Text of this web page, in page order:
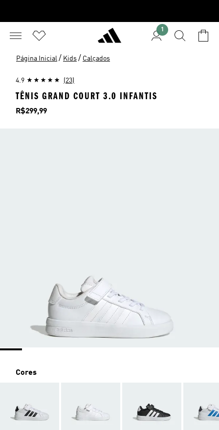
1
Página Inicial / Kids / Calçados
4.9 (23)
TÊNIS GRAND COURT 3.0 INFANTIS
Preço
R$299,99
Cores